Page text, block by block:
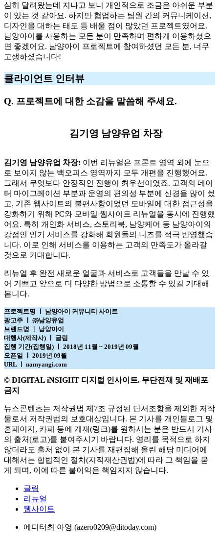
심히 달려왔는데 지나고 보니 개인적으로 조금은 아쉬운 부분
이 있는 것 같아요. 하지만 협업하는 팀원 간의 커뮤니케이션,
디자인을 대하는 태도 등 배울 점이 많았던 프로젝트였어요.
남양아이를 사용하는 모든 분이 만족하며 편하게 이용하셨으
면 좋겠어요. 남양아이 프로젝트에 참여하셨던 모든 분, 너무
고생하셨습니다!
클라이언트 인터뷰
Q. 프로젝트에 대한 소감을 말씀해 주세요.
김기영 남양유업 차장
김기영 남양유업 차장: 이번 리뉴얼은 프론트 영역 외에 눈으
로 보이지 않는 백오피스 영역까지 모두 개편을 진행했어요.
그래서 무엇보다 안정적인 진행이 최우선이였죠. 고객의 데이
터 마이그레이션 부분과 운영의 편의성 부분에 신경을 많이 썼
고, 기존 웹사이트의 불편사항이었던 모바일에 대한 접근성을
강화하기 위해 PC와 모바일 웹사이트 리뉴얼을 동시에 진행했
어요. 특히 개인화 서비스, 스토리북, 남양케어 등 남양아이의
강점인 인기 서비스를 강화해 회원들의 니즈를 적극 반영했습
니다. 이로 인해 서비스를 이용하는 고객의 만족도가 올라갈
것으로 기대합니다.
리뉴얼 후 완전 새로운 얼굴과 서비스로 고객들을 만날 수 있
어 기쁘고 앞으로 더 다양한 방법으로 소통할 수 있길 기대해
봅니다.
프로젝트명 ㅣ 남양아이 커뮤니티 사이트
광고주 ㅣ ㈜남양유업
브랜드명 ㅣ 남양아이
대행사(제작사) ㅣ 글림
집행 기간(집행일) ㅣ 2018년 11월 ~ 2019년 09월
오픈일 ㅣ 2019년 09월
URL ㅣ namyangi.com
© DIGITAL iNSIGHT 디지털 인사이트. 무단전재 및 재배포
금지
뉴스콘텐츠는 저작권법 제7조 규정된 단서조항을 제외한 저작
물로서 저작권법의 보호대상입니다. 본 기사를 개인블로그 및
홈페이지, 카페 등에 게재(링크)를 원하시는 분은 반드시 기사
의 출처(로고)를 붙여주시기 바랍니다. 영리를 목적으로 하지
않더라도 출처 없이 본 기사를 재편집해 올린 해당 미디어에
대해서는 합법적인 절차(지적재산권법)에 따라 그 책임을 묻
게 되며, 이에 따른 불이익은 책임지지 않습니다.
글림
리뉴얼
웹사이트
에디터 최 아영 (azero0209@ditoday.com)